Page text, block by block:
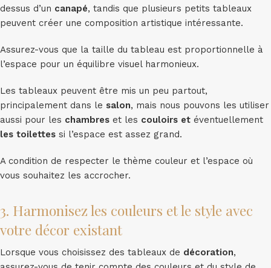
dessus d’un canapé, tandis que plusieurs petits tableaux
peuvent créer une composition artistique intéressante.
Assurez-vous que la taille du tableau est proportionnelle à
l’espace pour un équilibre visuel harmonieux.
Les tableaux peuvent être mis un peu partout,
principalement dans le salon, mais nous pouvons les utiliser
aussi pour les chambres et les couloirs et éventuellement
les toilettes si l’espace est assez grand.
A condition de respecter le thème couleur et l’espace où
vous souhaitez les accrocher.
3. Harmonisez les couleurs et le style avec
votre décor existant
Lorsque vous choisissez des tableaux de décoration,